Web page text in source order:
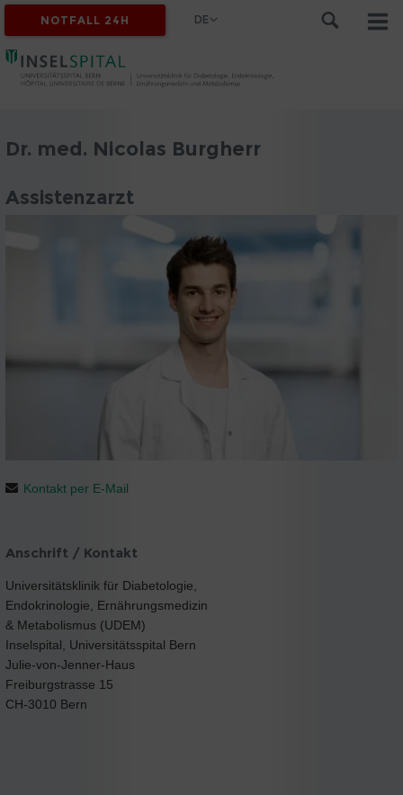
NOTFALL 24H DE
Dr. med. Nicolas Burgherr
Assistenzarzt
Kontakt per E-Mail
Anschrift / Kontakt
Universitätsklinik für Diabetologie,
Endokrinologie, Ernährungsmedizin
& Metabolismus (UDEM)
Inselspital, Universitätsspital Bern
Julie-von-Jenner-Haus
Freiburgstrasse 15
CH-3010 Bern